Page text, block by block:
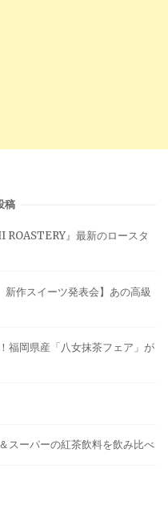
稿
』最新のロースタ
作スイーツ発表会】あの高級
福岡県産「八女抹茶フェア」が
スーパーの紅茶飲料を飲み比べ